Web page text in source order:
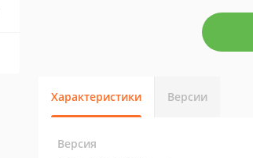
Характеристики Версии
Версия